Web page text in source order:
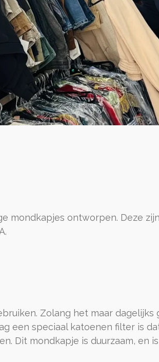
mondkapjes ontworpen. Deze
Zolang het maar dagelijks
een speciaal katoenen filter is
Dit mondkapje is duurzaam, en